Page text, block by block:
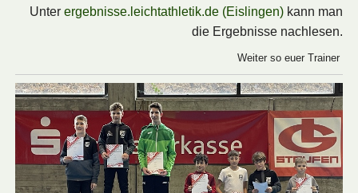
Unterergebnisse.leichtathletik.de (Eislingen) kann man
die Ergebnisse nachlesen.
Weiter so euer Trainer